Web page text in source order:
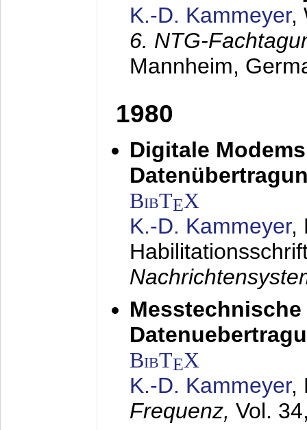
K.-D. Kammeyer,
6. NTG-
Mannheim,
1980
Digitale
BibTEX
K.-D. Kammeyer,
BibTEX
K.-D. Kammeyer,
Frequenz, Vol.